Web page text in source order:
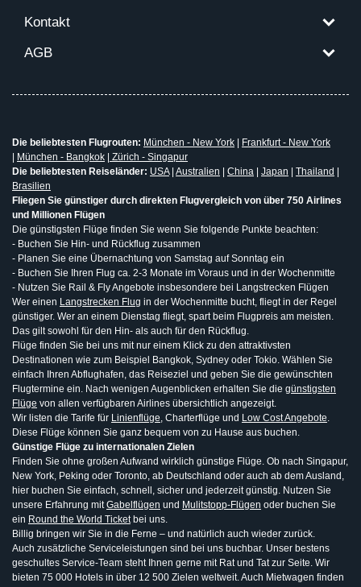
Kontakt
AGB
Die beliebtesten Flugrouten: München - New York
Frankfurt - New York
München - Bangkok
Zürich - Singapur
Die beliebtesten Reiseländer: USA| Australien China Japan Thailand
Brasilien
Fliegen Sie günstiger durch direkten Flugvergleich von über 750 Airlines
und Millionen Flügen
Die günstigsten Flüge finden Sie wenn Sie folgende Punkte beachten:
- Buchen Sie Hin- und Rückflug zusammen
- Planen Sie eine Übernachtung von Samstag auf Sonntag ein
- Buchen Sie Ihren Flug ca. 2-3 Monate im Voraus und in der Wochenmitte
- Nutzen Sie Rail & Fly Angebote insbesondere bei Langstrecken Flügen
Wer einen Langstrecken Flug in der Wochenmitte bucht, fliegt in der Regel
günstiger. Wer an einem Dienstag fliegt, spart beim Flugpreis am meisten.
Das gilt sowohl für den Hin- als auch für den Rückflug.
Flüge finden Sie bei uns mit nur einem Klick zu den attraktivsten
Destinationen wie zum Beispiel Bangkok, Sydney oder Tokio. Wählen Sie
einfach Ihren Abflughafen, das Reiseziel und geben Sie die gewünschten
Flugtermine ein. Nach wenigen Augenblicken erhalten Sie die günstigsten
Flüge von allen verfügbaren Airlines übersichtlich angezeigt.
Wir listen die Tarife für Linienflüge, Charterflüge und Low Cost Angebote.
Diese Flüge können Sie ganz bequem von zu Hause aus buchen.
Günstige Flüge zu internationalen Zielen
Finden Sie ohne großen Aufwand wirklich günstige Flüge. Ob nach Singapur,
New York, Peking oder Toronto, ab Deutschland oder auch ab dem Ausland,
hier buchen Sie einfach, schnell, sicher und jederzeit günstig. Nutzen Sie
unsere Erfahrung mitGabelflügen und Mulitstopp-Flügen oder buchen Sie
ein Round the World Ticketbei uns.
Billig bringen wir Sie in die Ferne – und natürlich auch wieder zurück.
Auch zusätzliche Serviceleistungen sind bei uns buchbar. Unser bestens
geschultes Service-Team steht Ihnen gerne mit Rat und Tat zur Seite. Wir
bieten 75 000 Hotels in über 12 500 Zielen weltweit. Auch Mietwagen finden